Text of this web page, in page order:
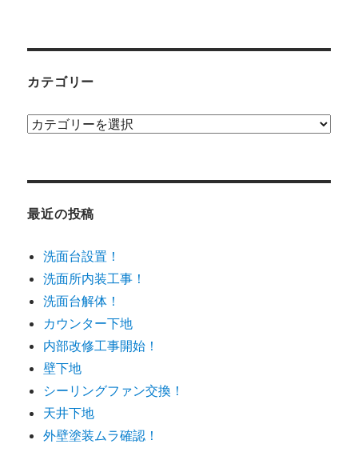
カテゴリー
カ
ー
最近の投稿
洗面台設置！
洗面所内装工事！
洗面台解体！
カウンター下地
内部改修工事開始！
壁下地
シーリングファン交換！
天井下地
外壁塗装ムラ確認！